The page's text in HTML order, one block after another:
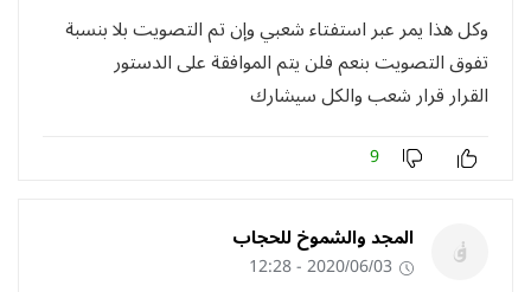
وكل هذا يمر عبر استفتاء شعبي وإن تم التصويت بلا بنسبة
تفوق التصويت بنعم فلن يتم الموافقة على الدستور
القرار قرار شعب والكل سيشارك
9
المجد والشموخ للحجاب
2020/06/03 - 12:28